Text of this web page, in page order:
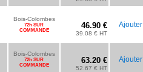
Bois-Colombes
72h SUR
COMMANDE
46.90 €
39.08 € HT
Ajouter
Bois-Colombes
72h SUR
COMMANDE
63.20 €
52.67 € HT
Ajouter